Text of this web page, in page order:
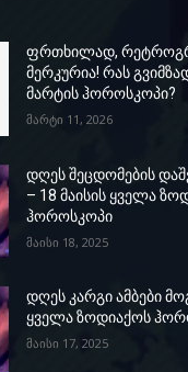
ფრთხილად,
მერკურია! რას
მარტის ჰოროსკოპი?
მარტი 11, 2026
დღეს შეცდომების
– 18 მაისის ყველა
ჰოროსკოპი
მაისი 18, 2025
დღეს კარგი ამბები
ყველა ზოდიაქოს
მაისი 17, 2025